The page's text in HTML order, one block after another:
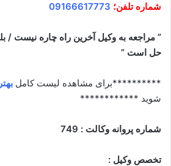
شماره تلفن؛ 09166617773
” مراجعه به وکیل آخرین راه چاره نیست /
حل است ”
**********برای مشاهده لیست کامل
شوید ************
شماره پروانه وکالت : 749
تخصص وکیل :